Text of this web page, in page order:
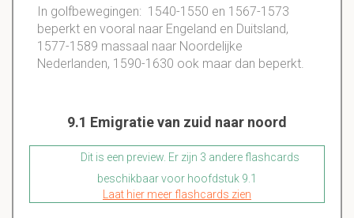
In golfbewegingen: 1540-1550 en 1567-1573
beperkt en vooral naar Engeland en Duitsland,
1577-1589 massaal naar Noordelijke
Nederlanden, 1590-1630 ook maar dan beperkt.
9.1 Emigratie van zuid naar noord
Dit is een preview. Er zijn 3 andere flashcards
beschikbaar voor hoofdstuk 9.1
Laat hier meer flashcards zien